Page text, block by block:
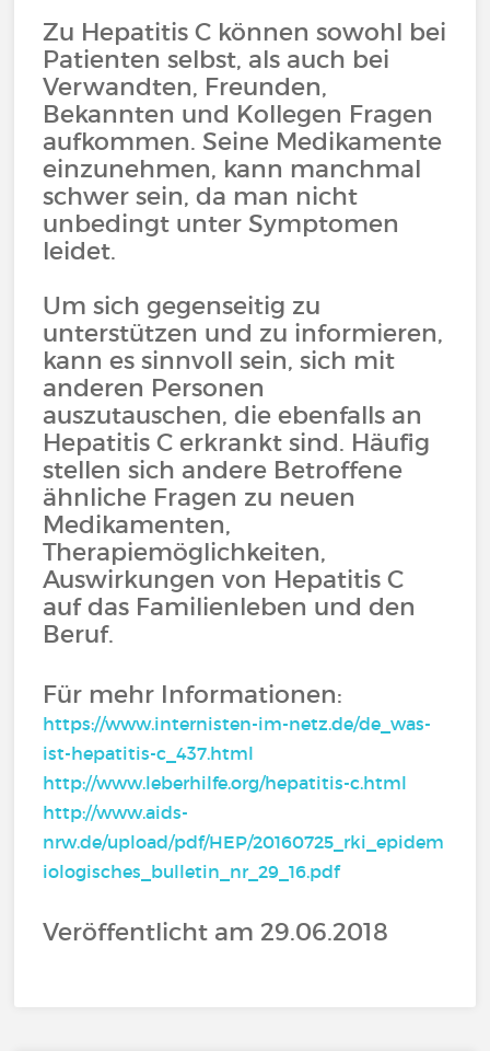
Zu Hepatitis C können sowohl bei
Patienten selbst, als auch bei
Verwandten, Freunden,
Bekannten und Kollegen Fragen
aufkommen. Seine Medikamente
einzunehmen, kann manchmal
schwer sein, da man nicht
unbedingt unter Symptomen
leidet.
Um sich gegenseitig zu
unterstützen und zu informieren,
kann es sinnvoll sein, sich mit
anderen Personen
auszutauschen, die ebenfalls an
Hepatitis C erkrankt sind. Häufig
stellen sich andere Betroffene
ähnliche Fragen zu neuen
Medikamenten,
Therapiemöglichkeiten,
Auswirkungen von Hepatitis C
auf das Familienleben und den
Beruf.
Für mehr Informationen:
https://www.internisten-im-netz.de/de_was-
ist-hepatitis-c_437.html
http://www.leberhilfe.org/hepatitis-c.html
http://www.aids-
nrw.de/upload/pdf/HEP/20160725_rki_epidem
iologisches_bulletin_nr_29_16.pdf
Veröffentlicht am 29.06.2018